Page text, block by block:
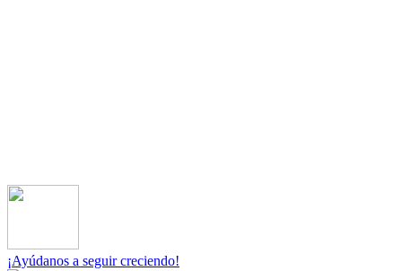
¡Ayúdanos a seguir creciendo!